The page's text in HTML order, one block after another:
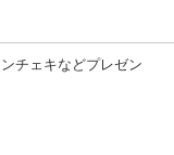
チェキなどプレゼン